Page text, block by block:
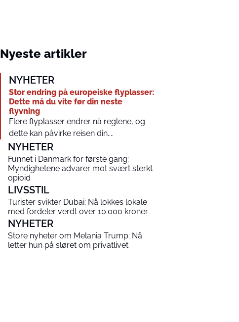
Nyeste artikler
NYHETER
Stor endring på europeiske flyplasser:
Dette må du vite før din neste
flyvning
Flere flyplasser endrer nå reglene, og
dette kan påvirke reisen din....
NYHETER
Funnet i Danmark for første gang:
Myndighetene advarer mot svært sterkt
opioid
LIVSSTIL
Turister svikter Dubai: Nå lokkes lokale
med fordeler verdt over 10.000 kroner
NYHETER
Store nyheter om Melania Trump: Nå
letter hun på sløret om privatlivet